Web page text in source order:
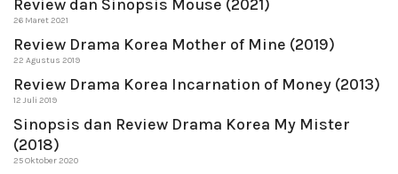
Review dan Sinopsis Mouse (2021)
26 Maret 2021
Review Drama Korea Mother of Mine (2019)
22 Agustus 2019
Review Drama Korea Incarnation of Money (2013)
12 Juli 2019
Sinopsis dan Review Drama Korea My Mister
(2018)
25 Oktober 2020